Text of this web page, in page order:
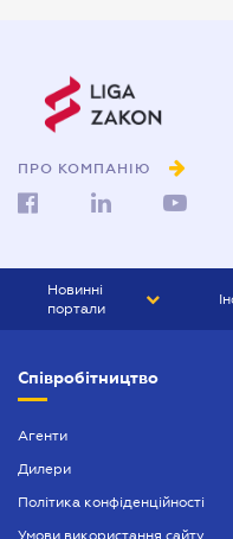
ПРО КОМПАНІЮ
Новинні
портали
БІЗНЕС
Співробітництво
Агенти
Дилери
Політика конфіденційності
Умови використання сайту